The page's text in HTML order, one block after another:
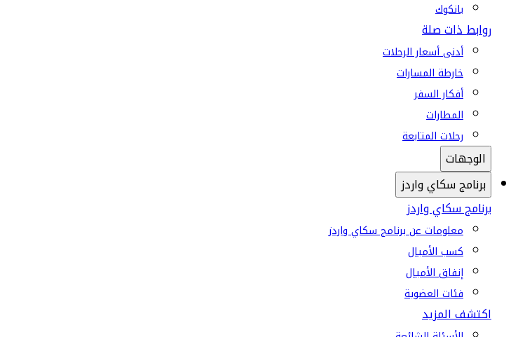
بانكوك
روابط ذات صلة
أدنى أسعار الرحلات
خارطة المسارات
أفكار السفر
المطارات
رحلات المتابعة
الوجهات
برنامج سكاي واردز
برنامج سكاي واردز
معلومات عن برنامج سكاي واردز
كسب الأميال
إنفاق الأميال
فئات العضوية
اكتشف المزيد